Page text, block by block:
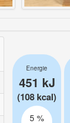
Energie
451 kJ
(108 kcal)
5 %